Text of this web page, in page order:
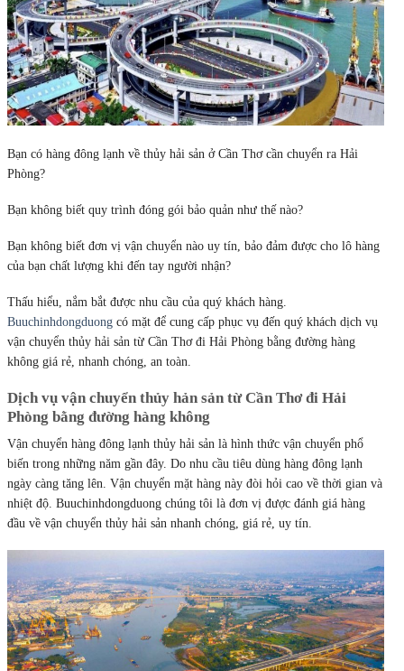
Bạn có hàng đông lạnh về thủy hải sản ở Cần Thơ cần chuyển ra Hải
Phòng?
Bạn không biết quy trình đóng gói bảo quản như thế nào?
Bạn không biết đơn vị vận chuyển nào uy tín, bảo đảm được cho lô hàng
của bạn chất lượng khi đến tay người nhận?
Thấu hiểu, nắm bắt được nhu cầu của quý khách hàng.
Buuchinhdongduong có mặt để cung cấp phục vụ đến quý khách dịch vụ
vận chuyển thủy hải sản từ Cần Thơ đi Hải Phòng bằng đường hàng
không giá rẻ, nhanh chóng, an toàn.
Dịch vụ vận chuyển thủy hản sản từ Cần Thơ đi Hải
Phòng bằng đường hàng không
Vận chuyển hàng đông lạnh thủy hải sản là hình thức vận chuyển phổ
biến trong những năm gần đây. Do nhu cầu tiêu dùng hàng đông lạnh
ngày càng tăng lên. Vận chuyển mặt hàng này đòi hỏi cao về thời gian và
nhiệt độ. Buuchinhdongduong chúng tôi là đơn vị được đánh giá hàng
đầu về vận chuyển thủy hải sản nhanh chóng, giá rẻ, uy tín.